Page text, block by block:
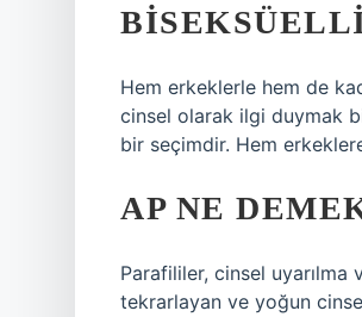
Hem erkeklerle hem de
cinsel olarak ilgi duymak
bir seçimdir. Hem
AP NE
Parafililer, cinsel uyarılma
tekrarlayan ve yoğun